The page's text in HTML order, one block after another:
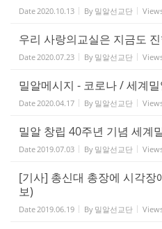
Date2020.10.13 By 밀알선교단
우리 사랑의교실은 지금도
Date2020.07.23 By 밀알선교단
밀알메시지 - 코로나 / 세계
Date2020.04.17 By 밀알선교단
밀알 창립 40주년 기념 세계
Date2019.07.03 By 밀알선교단
[기사] 총신대 총장에 시각장
보)
Date2019.06.19 By 밀알선교단